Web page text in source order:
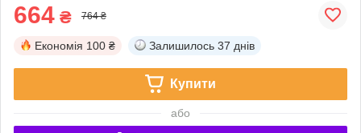
664 ₴ 764 ₴
Економія 100 ₴ Залишилось 37 днів
Купити
або